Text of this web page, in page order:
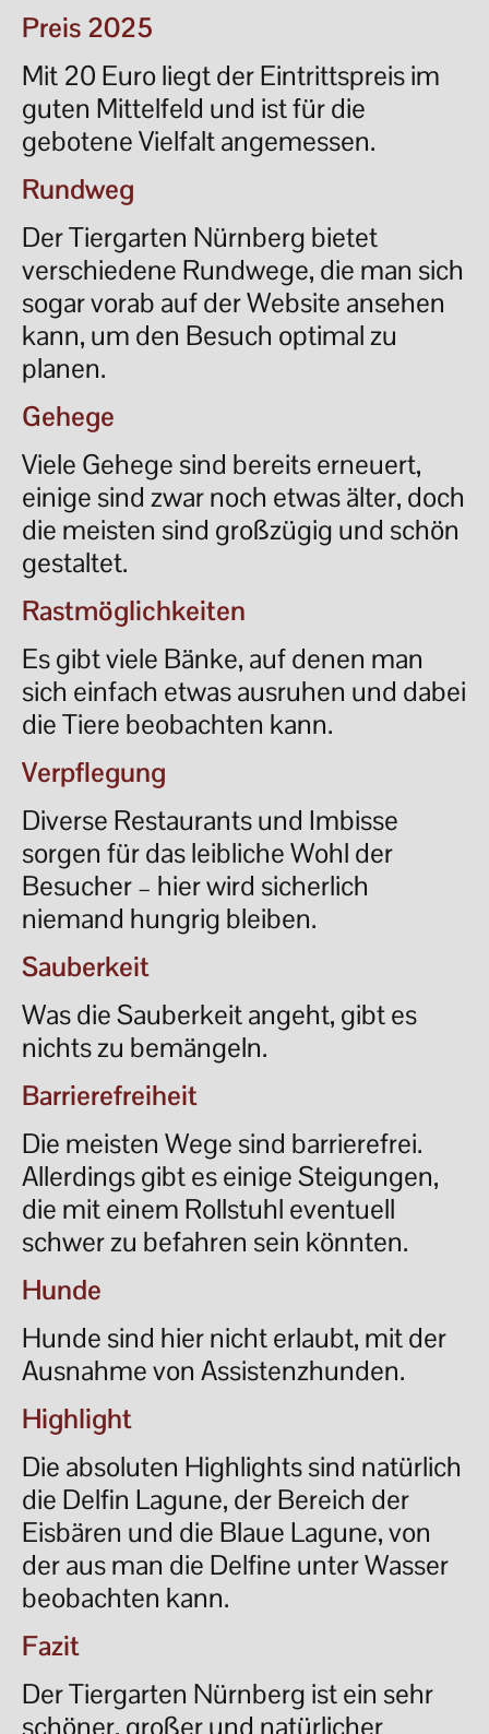
Preis 2025
Mit 20 Euro liegt der Eintrittspreis im
guten Mittelfeld und ist für die
gebotene Vielfalt angemessen.
Rundweg
Der Tiergarten Nürnberg bietet
verschiedene Rundwege, die man sich
sogar vorab auf der Website ansehen
kann, um den Besuch optimal zu
planen.
Gehege
Viele Gehege sind bereits erneuert,
einige sind zwar noch etwas älter, doch
die meisten sind großzügig und schön
gestaltet.
Rastmöglichkeiten
Es gibt viele Bänke, auf denen man
sich einfach etwas ausruhen und dabei
die Tiere beobachten kann.
Verpflegung
Diverse Restaurants und Imbisse
sorgen für das leibliche Wohl der
Besucher – hier wird sicherlich
niemand hungrig bleiben.
Sauberkeit
Was die Sauberkeit angeht, gibt es
nichts zu bemängeln.
Barrierefreiheit
Die meisten Wege sind barrierefrei.
Allerdings gibt es einige Steigungen,
die mit einem Rollstuhl eventuell
schwer zu befahren sein könnten.
Hunde
Hunde sind hier nicht erlaubt, mit der
Ausnahme von Assistenzhunden.
Highlight
Die absoluten Highlights sind natürlich
die Delfin Lagune, der Bereich der
Eisbären und die Blaue Lagune, von
der aus man die Delfine unter Wasser
beobachten kann.
Fazit
Der Tiergarten Nürnberg ist ein sehr
schöner, großer und natürlicher